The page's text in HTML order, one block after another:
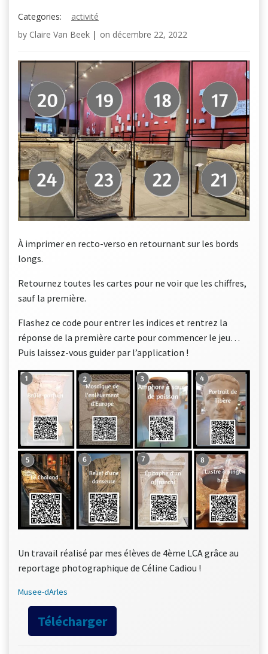
Categories:
activité
by Claire Van Beek | on décembre 22, 2022
À imprimer en recto-verso en retournant sur les bords
longs.
Retournez toutes les cartes pour ne voir que les chiffres,
sauf la première.
Flashez ce code pour entrer les indices et rentrez la
réponse de la première carte pour commencer le jeu…
Puis laissez-vous guider par l’application !
Un travail réalisé par mes élèves de 4ème LCA grâce au
reportage photographique de Céline Cadiou !
Musee-dArles
Télécharger